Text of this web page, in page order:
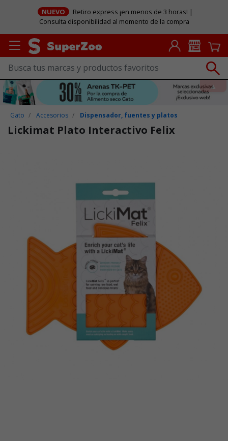
NUEVO
Retiro express ¡en menos de 3 horas! |
Consulta disponibilidad al momento de la compra
Gato Accesorios Dispensador, fuentes y platos
Lickimat Plato Interactivo Felix